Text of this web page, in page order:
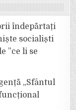
îndepărtați
socialiști
”ce li se
„Sfântul